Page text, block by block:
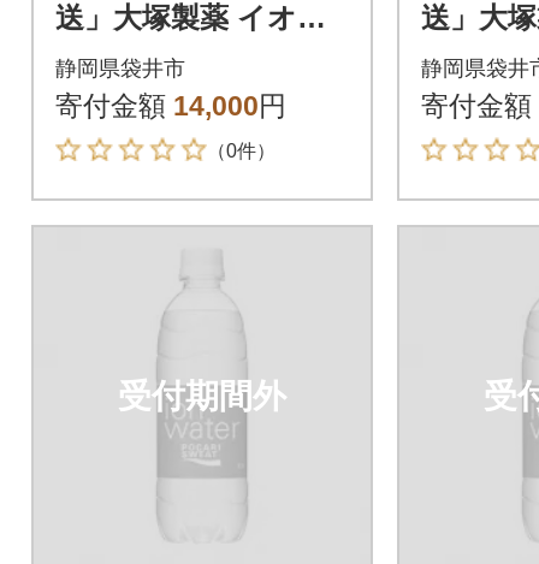
送」大塚製薬 イオン
ウォーター 500ml×24
本
静岡県袋井市
寄付金額 14,000円
（0件）
送」大
ウォー
本
静岡県袋井
寄付金額
受付期間外 受